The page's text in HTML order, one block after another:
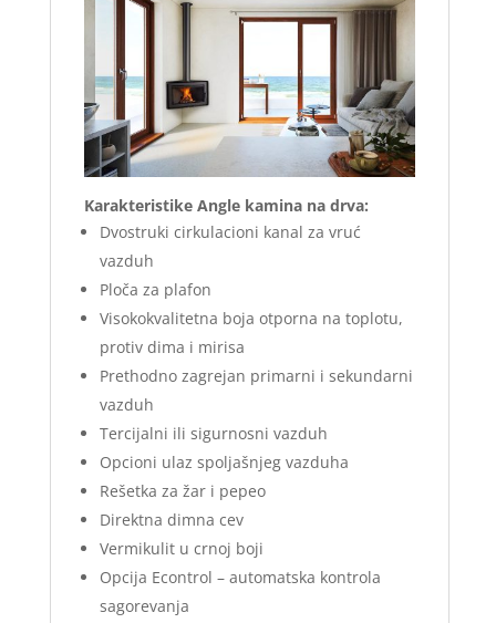
Karakteristike Angle kamina na drva:
Dvostruki cirkulacioni kanal za vruć
vazduh
Ploča za plafon
Visokokvalitetna boja otporna na toplotu,
protiv dima i mirisa
Prethodno zagrejan primarni i sekundarni
vazduh
Tercijalni ili sigurnosni vazduh
Opcioni ulaz spoljašnjeg vazduha
Rešetka za žar i pepeo
Direktna dimna cev
Vermikulit u crnoj boji
Opcija Econtrol – automatska kontrola
sagorevanja